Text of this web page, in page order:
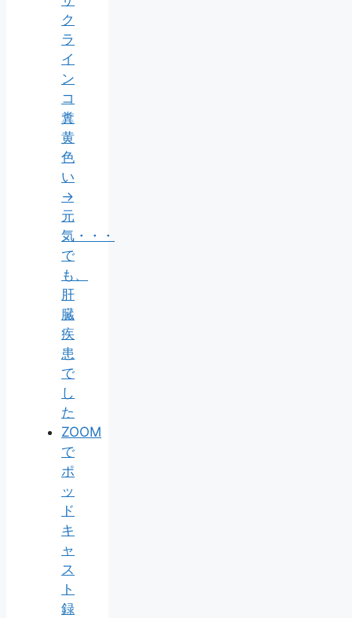
ク
ラ
イ
ン
コ
糞
黄
色
い
→
元
気・・・
で
も、
肝
臓
疾
患
で
し
た
ZOOM
で
ポ
ッ
ド
キ
ャ
ス
ト
録